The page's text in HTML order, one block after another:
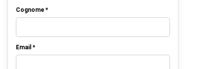
Cognome *
Email *